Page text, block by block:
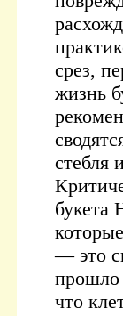
срез,
жизнь
стебля
букета
— это
прошло
что